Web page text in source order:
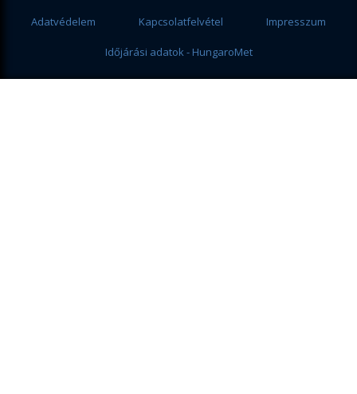
Adatvédelem Kapcsolatfelvétel Impresszum
Időjárási adatok - HungaroMet